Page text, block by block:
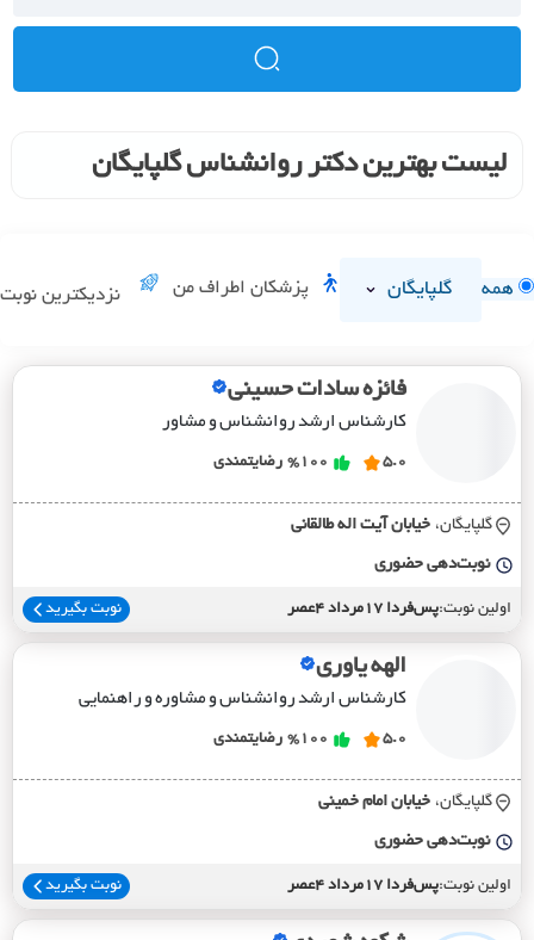
لیست بهترین دکتر روانشناس گلپایگان
همه گلپایگان پزشکان اطراف من نزدیکترین نوبت
فائزه سادات حسینی
کارشناس ارشد روانشناس و مشاور
5.0
%100 رضایتمندی
گلپایگان، خيابان آيت اله طالقاني
نوبت‌دهی حضوری
اولین نوبت:پس‌فردا 17مرداد 4عصر نوبت بگیرید
الهه یاوری
کارشناس ارشد روانشناس و مشاوره و راهنمایی
5.0
%100 رضایتمندی
گلپایگان، خيابان امام خميني
نوبت‌دهی حضوری
اولین نوبت:پس‌فردا 17مرداد 4عصر نوبت بگیرید